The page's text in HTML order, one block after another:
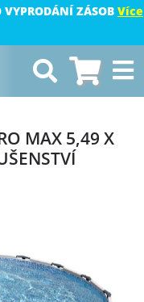
VYPRODÁNÍ ZÁSOB Více
MAX 5,49 X